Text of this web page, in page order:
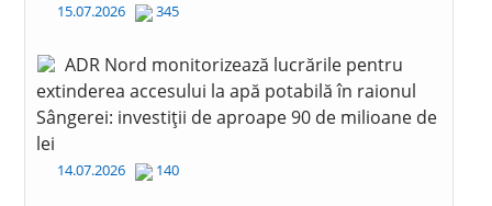
15.07.2026 345
ADR Nord monitorizează lucrările pentru
extinderea accesului la apă potabilă în raionul
Sângerei: investiții de aproape 90 de milioane de
lei
14.07.2026 140